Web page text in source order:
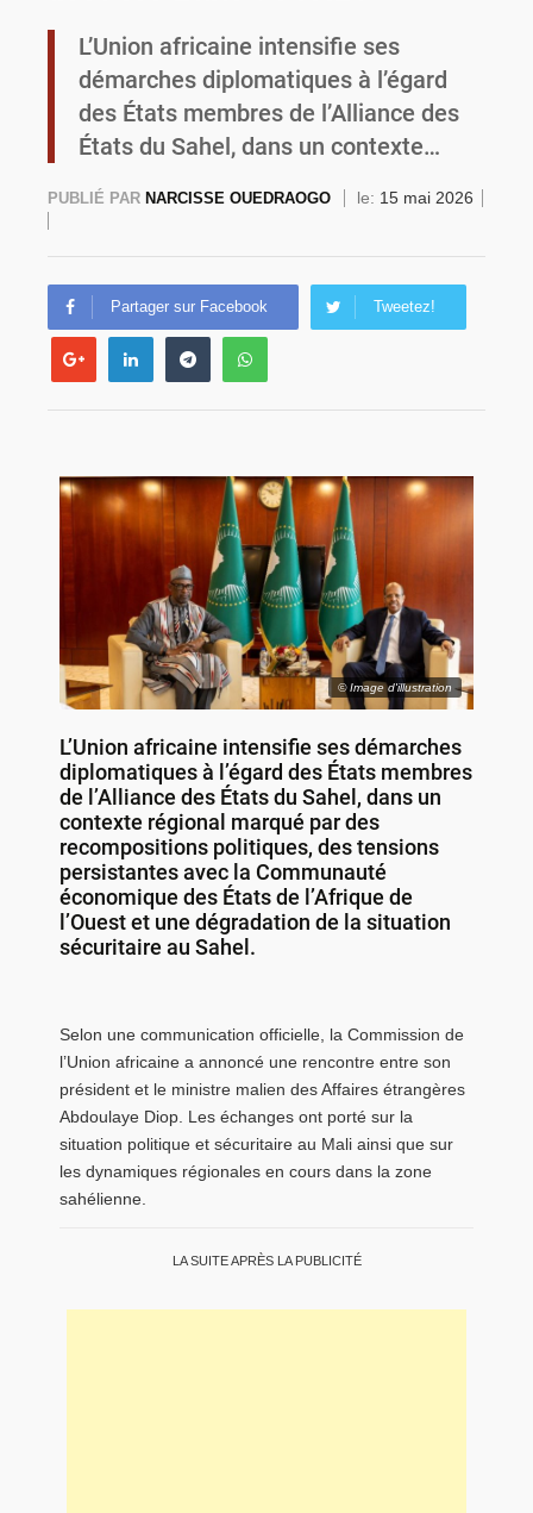
L’Union africaine intensifie ses
démarches diplomatiques à l’égard
des États membres de l’Alliance des
États du Sahel, dans un contexte…
PUBLIÉ PAR NARCISSE OUEDRAOGO le: 15 mai 2026
Partager sur Facebook Tweetez!
© Image d'illustration
L’Union africaine intensifie ses démarches
diplomatiques à l’égard des États membres
de l’Alliance des États du Sahel , dans un
contexte régional marqué par des
recompositions politiques, des tensions
persistantes avec la Communauté
économique des États de l’Afrique de
l’Ouestet une dégradation de la situation
sécuritaire au Sahel.
Selon une communication officielle, la Commission de
l’Union africaine a annoncé une rencontre entre son
président et le ministre malien des Affaires étrangères
Abdoulaye Diop . Les échanges ont porté sur la
situation politique et sécuritaire au Mali ainsi que sur
les dynamiques régionales en cours dans la zone
sahélienne.
LA SUITE APRÈS LA PUBLICITÉ